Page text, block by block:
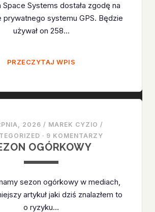
Space Systems dostała zgodę na
prywatnego systemu GPS. Będzie
używał on 258…
PRZECZYTAJ WPIS
2026 / MAREK CYZIO /
· 9 KOMENTARZY
OGÓRKOWY
sezon ogórkowy w mediach,
artykuł jaki dziś znalazłem to
o ryzyku…